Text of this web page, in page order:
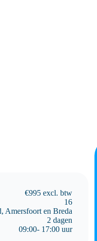
€995 excl. btw
16
Amersfoort en Breda
2 dagen
09:00- 17:00 uur